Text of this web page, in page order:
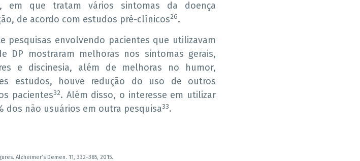
em que tratam vários sintomas da doença
de acordo com estudos pré-clínicos26.
pesquisas envolvendo pacientes que utilizavam
DP mostraram melhoras nos sintomas gerais,
e discinesia, além de melhoras no humor,
estudos, houve redução do uso de outros
pacientes32. Além disso, o interesse em utilizar
dos não usuários em outra pesquisa33.
Alzheimer’s Demen. 11, 332–385, 2015.